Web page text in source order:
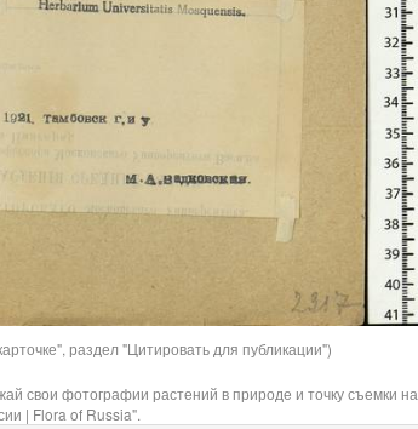
раздел "Цитировать для публикации")
свои фотографии растений в природе и точку съемки на
| Flora of Russia".